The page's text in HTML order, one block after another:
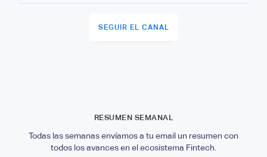
SEGUIR EL CANAL
RESUMEN SEMANAL
Todas las semanas envíamos a tu email un resumen con
todos los avances en el ecosistema Fintech.